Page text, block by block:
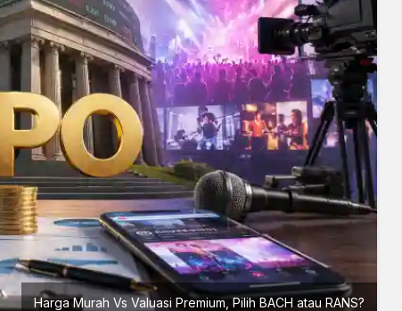
Harga Murah Vs Valuasi Premium, Pilih BACH atau RANS?